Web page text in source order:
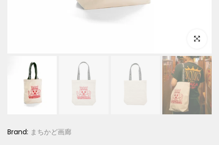
Click to
Brand: まちかど画廊